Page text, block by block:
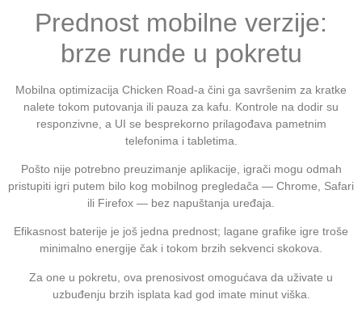
Prednost mobilne verzije:
brze runde u pokretu
Mobilna optimizacija Chicken Road-a čini ga savršenim za kratke
nalete tokom putovanja ili pauza za kafu. Kontrole na dodir su
responzivne, a UI se besprekorno prilagođava pametnim
telefonima i tabletima.
Pošto nije potrebno preuzimanje aplikacije, igrači mogu odmah
pristupiti igri putem bilo kog mobilnog pregledača — Chrome, Safari
ili Firefox — bez napuštanja uređaja.
Efikasnost baterije je još jedna prednost; lagane grafike igre troše
minimalno energije čak i tokom brzih sekvenci skokova.
Za one u pokretu, ova prenosivost omogućava da uživate u
uzbuđenju brzih isplata kad god imate minut viška.